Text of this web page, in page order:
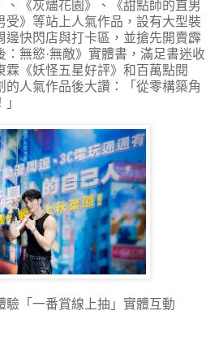
、《灰燼花園》、《甜點師的直男
受》等站上人氣作品，設有大型裝
邊快閃店與打卡區，並搶先開賣霹
無慾·無敵》實體書，滿足書迷收
霖《妖怪五星好評》和百萬點閱
的人氣作品後大讚：「從零構築角
驗「一番賞線上抽」實體互動